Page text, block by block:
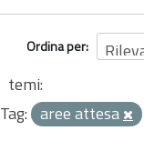
Ordina per
temi:
Tag: aree attesa